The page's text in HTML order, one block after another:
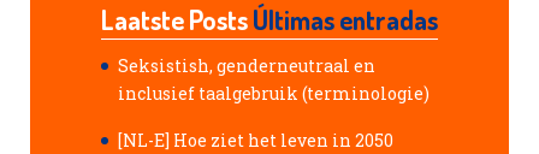
Laatste PostsÚltimas entradas
Seksistish, genderneutraal en
inclusief taalgebruik (terminologie)
[NL-E] Hoe ziet het leven in 2050